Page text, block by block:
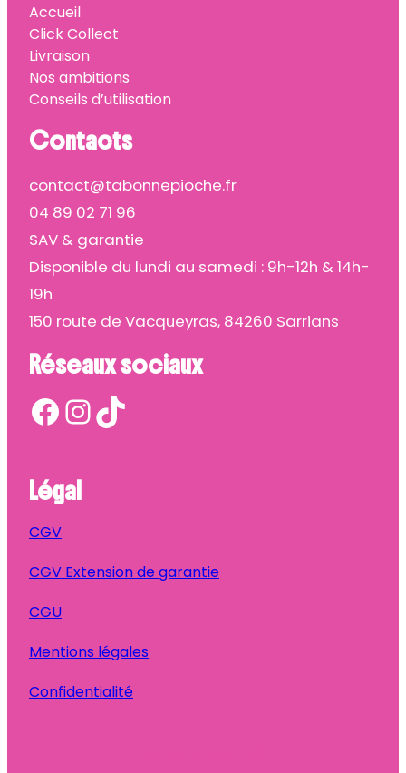
Accueil
Click Collect
Livraison
Nos ambitions
Conseils d’utilisation
Contacts
contact@tabonnepioche.fr
04 89 02 71 96
SAV & garantie
Disponible du lundi au samedi : 9h-12h & 14h-
19h
150 route de Vacqueyras, 84260 Sarrians
Réseaux sociaux
Facebook InstagramTikTok
Légal
CGV
CGV Extension de garantie
CGU
Mentions légales
Confidentialité